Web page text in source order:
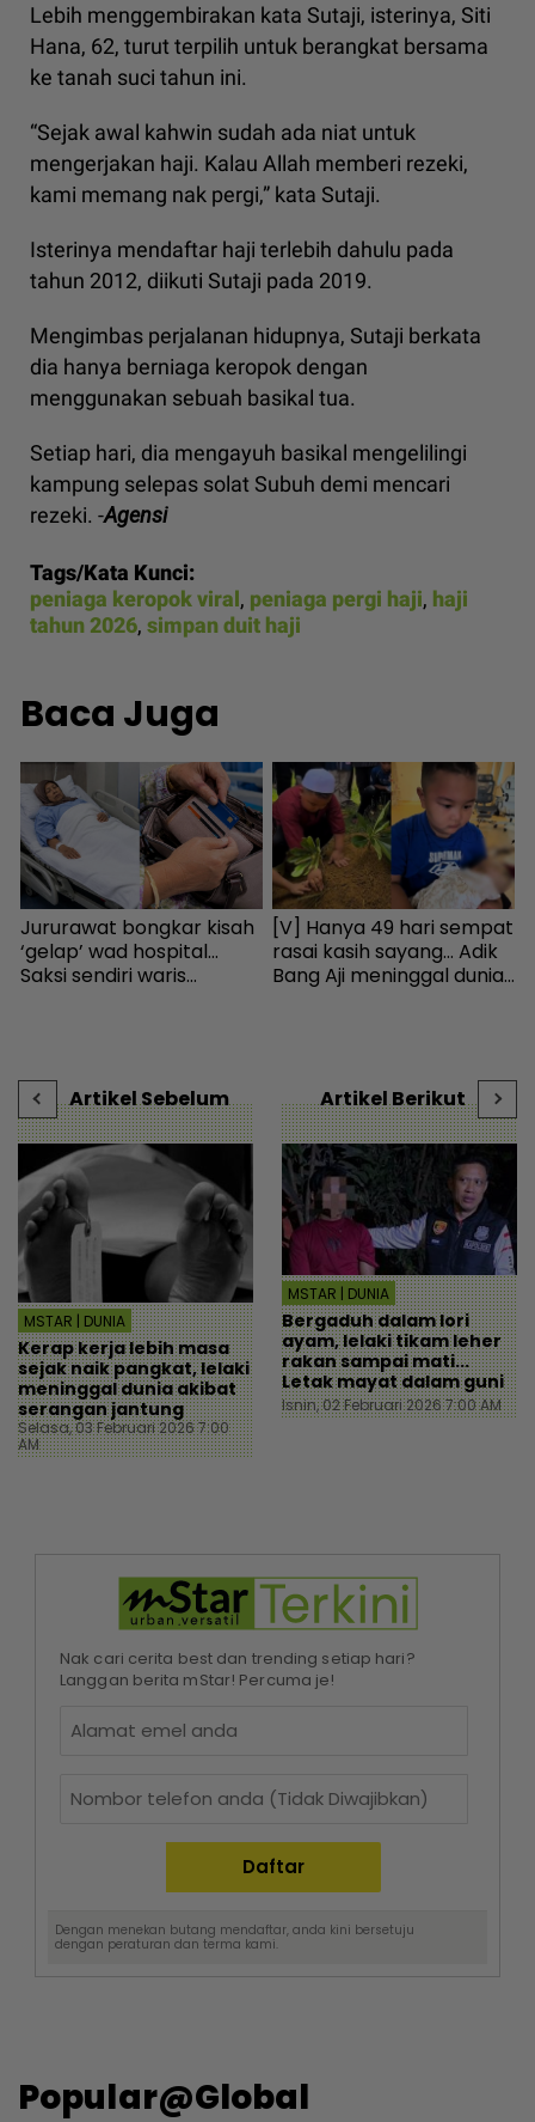
Lebih menggembirakan kata Sutaji, isterinya, Siti
Hana, 62, turut terpilih untuk berangkat bersama
ke tanah suci tahun ini.
“Sejak awal kahwin sudah ada niat untuk
mengerjakan haji. Kalau Allah memberi rezeki,
kami memang nak pergi,” kata Sutaji.
Isterinya mendaftar haji terlebih dahulu pada
tahun 2012, diikuti Sutaji pada 2019.
Mengimbas perjalanan hidupnya, Sutaji berkata
dia hanya berniaga keropok dengan
menggunakan sebuah basikal tua.
Setiap hari, dia mengayuh basikal mengelilingi
kampung selepas solat Subuh demi mencari
rezeki. -Agensi
Tags/Kata Kunci:
peniaga keropok viral, peniaga pergi haji, haji
tahun 2026, simpan duit haji
Baca Juga
Jururawat bongkar kisah
‘gelap’ wad hospital...
Saksi sendiri waris
[V] Hanya 49 hari sempat
rasai kasih sayang… Adik
Bang Aji meninggal dunia
Artikel Sebelum
MSTAR | DUNIA
Kerap kerja lebih masa
sejak naik pangkat, lelaki
meninggal dunia akibat
serangan jantung
Selasa, 03 Februari 2026 7:00
AM
Artikel Berikut
MSTAR | DUNIA
Bergaduh dalam lori
ayam, lelaki tikam leher
rakan sampai mati...
Letak mayat dalam guni
Isnin, 02 Februari 2026 7:00 AM
Nak cari cerita best dan trending setiap hari?
Langgan berita mStar! Percuma je!
Dengan menekan butang mendaftar, anda kini bersetuju
dengan peraturan dan terma kami.
Popular@Global